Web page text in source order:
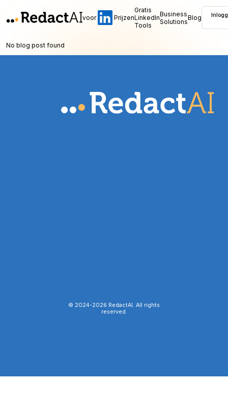
voor Prijzen
Gratis
LinkedIn
Tools
Business
SolutionsBlog
No blog post found
© 2024-2026 RedactAI. All rights
reserved.